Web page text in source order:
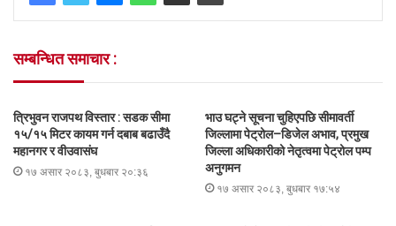
सम्बन्धित समाचार :
त्रिभुवन राजपथ विस्तार : सडक सीमा
१५/१५ मिटर कायम गर्न दबाब बढाउँदै
महानगर र वीउवासंघ
१७ असार २०८३, बुधबार २०:३६
भाउ घट्ने सूचना चुहिएपछि सीमावर्ती
जिल्लामा पेट्रोल–डिजेल अभाव, प्रमुख
जिल्ला अधिकारीको नेतृत्वमा पेट्रोल पम्प
अनुगमन
१७ असार २०८३, बुधबार १७:५४